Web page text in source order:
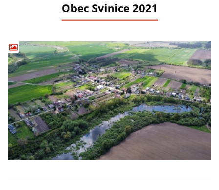
Obec Svinice 2021